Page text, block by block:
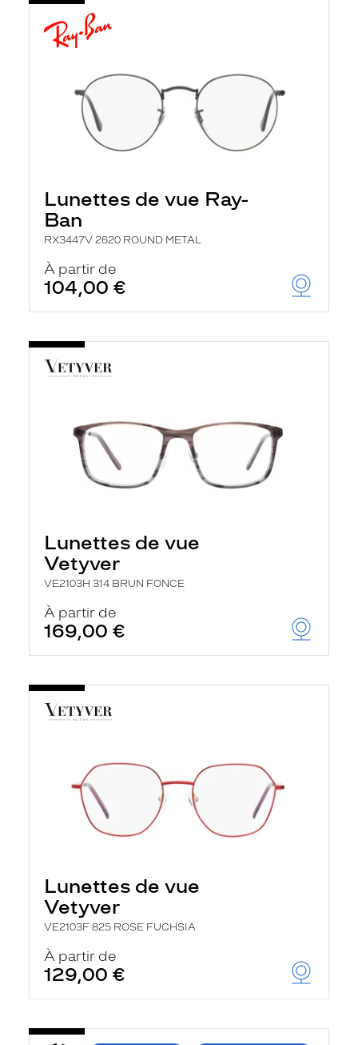
Lunettes de vue Ray-
Ban
RX3447V 2620 ROUND METAL
À partir de
104,00 €
Lunettes de vue
Vetyver
VE2103H 314 BRUN FONCE
À partir de
169,00 €
Lunettes de vue
Vetyver
VE2103F 825 ROSE FUCHSIA
À partir de
129,00 €